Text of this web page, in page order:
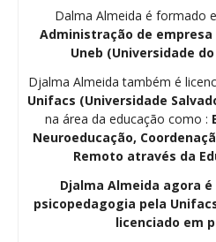
Dalma Almeida é formado
Administração de
Uneb (Universidade
Djalma Almeida também é
Unifacs (Universidade
na área da educação como :
Neuroeducação,
Remoto através da
Djalma Almeida agora
psicopedagogia pela
licenciado em